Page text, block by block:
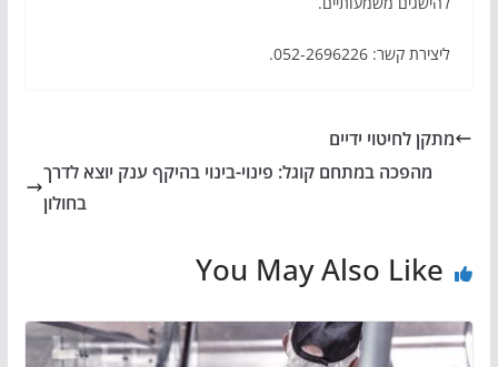
ליצירת קשר: 052-2696226.
מתקן לחיטוי ידיים
מהפכה במתחם קוגל: פינוי-בינוי בהיקף ענק יוצא לדרך
בחולון
You May Also Like